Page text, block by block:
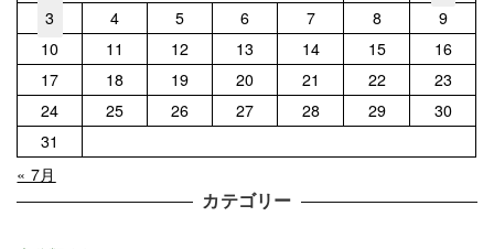
3
4 5 6 7 8
9
10
11 12 13 14 15
16
17
18 19 20 21 22
23
24
25 26 27 28 29
30
31
« 7月
カテゴリー